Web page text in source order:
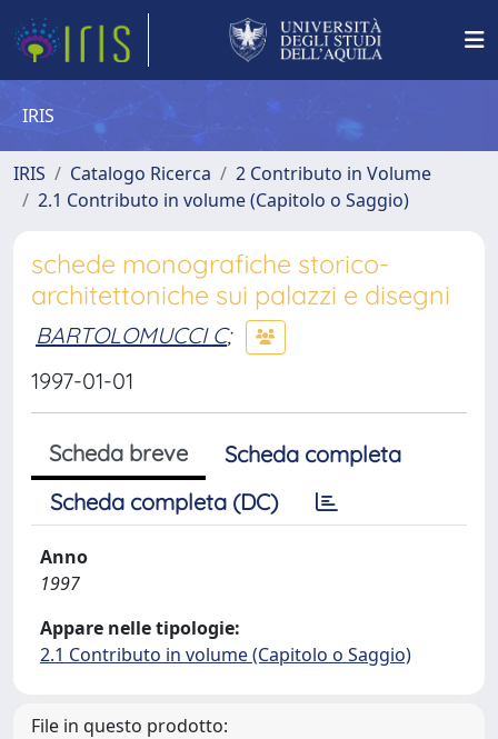
IRIS
IRIS Catalogo Ricerca
2 Contributo in Volume
2.1 Contributo in volume (Capitolo o Saggio)
schede monografiche storico-
architettoniche sui palazzi e disegni
BARTOLOMUCCI C;
1997-01-01
Scheda breve
Scheda completa
Scheda completa (DC)
Anno
1997
Appare nelle tipologie:
2.1 Contributo in volume (Capitolo o Saggio)
File in questo prodotto: